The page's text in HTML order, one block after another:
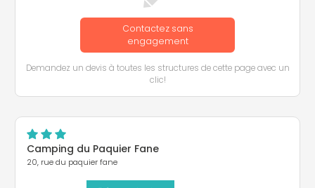
Contactez sans
engagement
Demandez un devis à toutes les structures de cette page avec un
clic!
Camping du Paquier Fane
20, rue du paquier fane